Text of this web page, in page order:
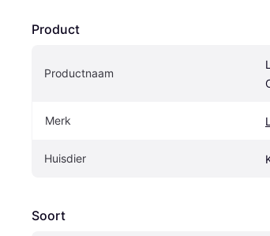
Product
Productnaam
Merk
Huisdier
Soort